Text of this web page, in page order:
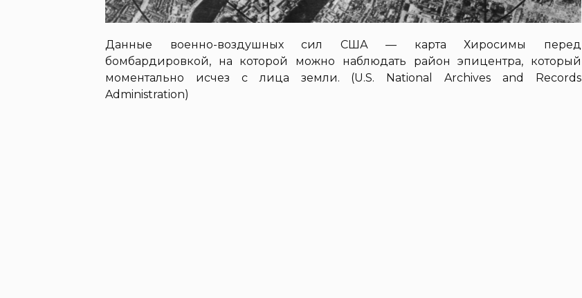
Данные военно-воздушных сил США — карта Хиросимы перед
бомбардировкой, на которой можно наблюдать район эпицентра, который
моментально исчез с лица земли. (U.S. National Archives and Records
Administration)